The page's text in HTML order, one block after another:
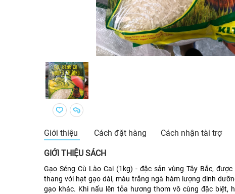
Giới thiệu Cách đặt hàng Cách nhận tài trợ
GIỚI THIỆU SÁCH
Gạo Séng Cù Lào Cai (1kg) - đặc sản vùng Tây Bắc,
thang với hạt gạo dài, màu trắng ngà hàm lượng dinh
gạo khác. Khi nấu lên tỏa hương thơm vô cùng đặc biệt,